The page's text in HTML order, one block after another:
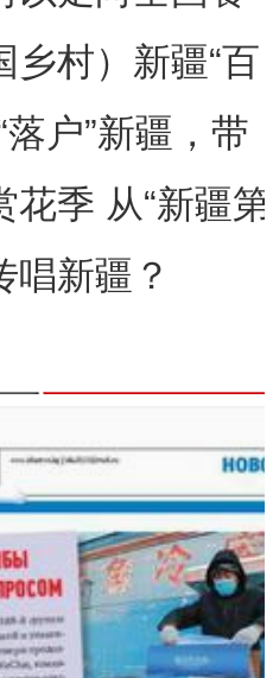
乡村）新疆“百
民间赛事拉
户”新疆，带
花季 从“新疆第
受浪漫之旅
唱新疆？